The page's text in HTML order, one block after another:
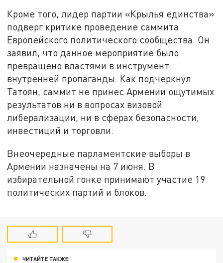
Кроме того, лидер партии «Крылья единства»
подверг критике проведение саммита
Европейского политического сообщества. Он
заявил, что данное мероприятие было
превращено властями в инструмент
внутренней пропаганды. Как подчеркнул
Татоян, саммит не принес Армении ощутимых
результатов ни в вопросах визовой
либерализации, ни в сферах безопасности,
инвестиций и торговли.
Внеочередные парламентские выборы в
Армении назначены на 7 июня. В
избирательной гонке принимают участие 19
политических партий и блоков.
ЧИТАЙТЕ ТАКЖЕ: